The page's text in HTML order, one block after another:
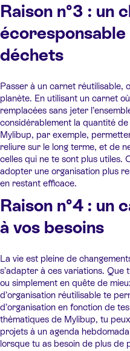
Raison n°3 : un
déchets
Passer à un carnet réutilisable,
planète. En utilisant un carnet
remplacées sans jeter
considérablement la quantité
Mylibup, par exemple,
reliure sur le long terme, et de
celles qui ne te sont plus utiles.
adopter une organisation plus
en restant efficace.
Raison n°4 : un
à vos besoins
La vie est pleine de
s’adapter à ces variations.
ou simplement en quête de
d’organisation réutilisable te
d’organisation en fonction de
thématiques de Mylibup, tu
projets à un agenda
lorsque tu as besoin de plus de